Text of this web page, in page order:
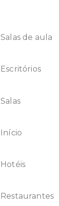
Salas de aula
Escritórios
Salas
Início
Hotéis
Restaurantes